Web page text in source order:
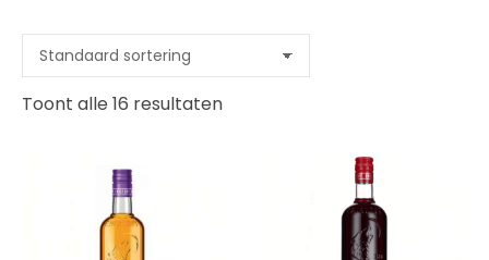
Toont alle 16 resultaten